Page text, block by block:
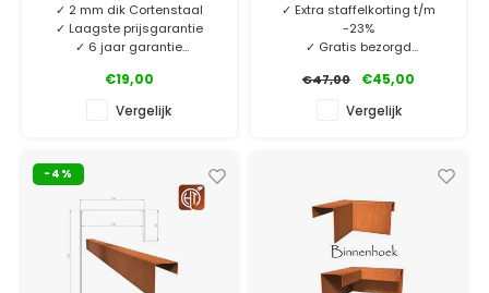
✓ 2 mm dik Cortenstaal
✓ Laagste prijsgarantie
✓ 6 jaar garantie
Cortenstaal u-profiel
hoekstukken. O.a. te
gebruiken als borderrand of
€19,00
Vergelijk
✓ Extra staffelkorting t/m
-23%
✓ Gratis bezorgd
✓ Laagste prijsgarantie
✓ 10 jaar garantie
€47,00 €45,00
Vergelijk
-4%